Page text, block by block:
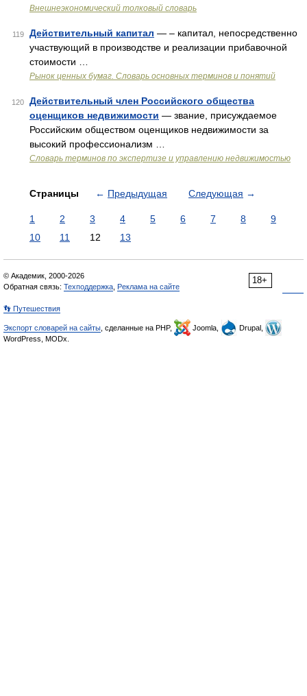
Внешнеэкономический толковый словарь
119 Действительный капитал — – капитал, непосредственно
участвующий в производстве и реализации прибавочной
стоимости …
Рынок ценных бумаг. Словарь основных терминов и понятий
120
Действительный член Российского общества
оценщиков недвижимости — звание, присуждаемое
Российским обществом оценщиков недвижимости за
высокий профессионализм …
Словарь терминов по экспертизе и управлению недвижимостью
Страницы ← Предыдущая Следующая →
1 2 3 4 5 6 7 8
9
10
11 12 13
18+
© Академик, 2000-2026
Обратная связь: Техподдержка Реклама на сайте
👣 Путешествия
Экспорт словарей на сайты , сделанные на PHP, Joomla,
Drupal,
WordPress, MODx.